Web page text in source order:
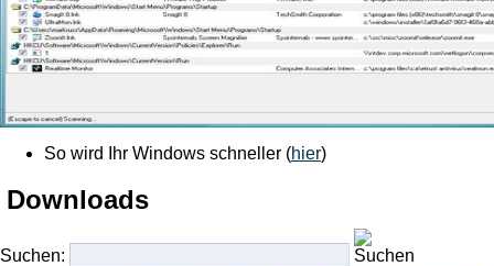
So wird Ihr Windows schneller (hier)
Downloads
Suchen: